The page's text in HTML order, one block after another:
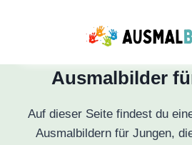
Ausmalbilder
Auf dieser Seite findest du
Ausmalbildern für Jungen,